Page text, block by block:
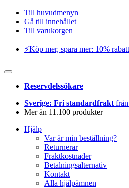
Till huvudmenyn
Gå till innehållet
Till varukorgen
⚡️Köp mer, spara mer: 10%
Reservdelssökare
Sverige: Fri standardfrakt
Mer än 11.100 produkter
Hjälp
Var är min beställning?
Returnerar
Fraktkostnader
Betalningsalternativ
Kontakt
Alla hjälpämnen